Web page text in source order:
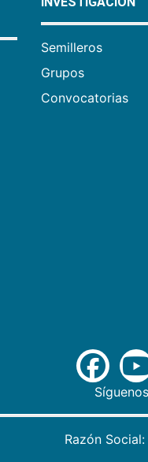
Semilleros
Grupos
Convocatorias
Razón